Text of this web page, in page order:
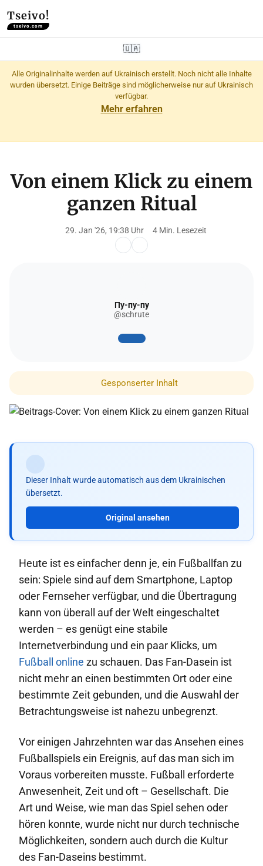
Tseivo!
tseivo.com
🇺🇦
Alle Originalinhalte werden auf Ukrainisch erstellt. Noch nicht alle Inhalte
wurden übersetzt. Einige Beiträge sind möglicherweise nur auf Ukrainisch
verfügbar.
Mehr erfahren
Von einem Klick zu einem
ganzen Ritual
29. Jan '26, 19:38 Uhr 4 Min. Lesezeit
Пу-пу-пу
@schrute
Gesponserter Inhalt
Dieser Inhalt wurde automatisch aus dem Ukrainischen
übersetzt.
Original ansehen
Heute ist es einfacher denn je, ein Fußballfan zu
sein: Spiele sind auf dem Smartphone, Laptop
oder Fernseher verfügbar, und die Übertragung
kann von überall auf der Welt eingeschaltet
werden – es genügt eine stabile
Internetverbindung und ein paar Klicks, um
Fußball online zu schauen. Das Fan-Dasein ist
nicht mehr an einen bestimmten Ort oder eine
bestimmte Zeit gebunden, und die Auswahl der
Betrachtungsweise ist nahezu unbegrenzt.
Vor einigen Jahrzehnten war das Ansehen eines
Fußballspiels ein Ereignis, auf das man sich im
Voraus vorbereiten musste. Fußball erforderte
Anwesenheit, Zeit und oft – Gesellschaft. Die
Art und Weise, wie man das Spiel sehen oder
hören konnte, wurde nicht nur durch technische
Möglichkeiten, sondern auch durch die Kultur
des Fan-Daseins bestimmt.